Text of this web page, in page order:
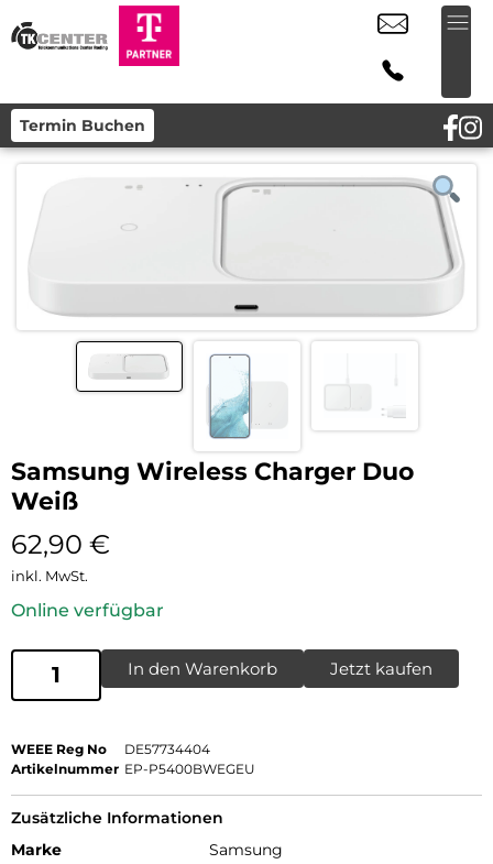
Termin Buchen
Samsung Wireless Charger Duo
Weiß
62,90 €
inkl. MwSt.
Online verfügbar
In den Warenkorb Jetzt kaufen
WEEE Reg No
DE57734404
Artikelnummer EP-P5400BWEGEU
Zusätzliche Informationen
Marke
Samsung